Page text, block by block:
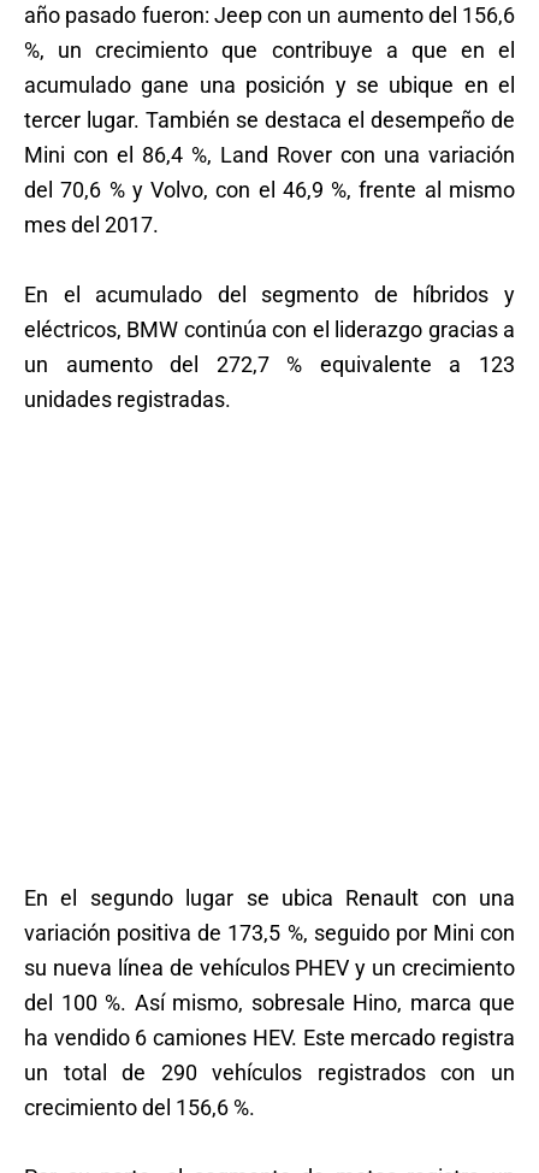
año pasado fueron: Jeep con un aumento del 156,6
%, un crecimiento que contribuye a que en el
acumulado gane una posición y se ubique en el
tercer lugar. También se destaca el desempeño de
Mini con el 86,4 %, Land Rover con una variación
del 70,6 % y Volvo, con el 46,9 %, frente al mismo
mes del 2017.
En el acumulado del segmento de híbridos y
eléctricos, BMW continúa con el liderazgo gracias a
un aumento del 272,7 % equivalente a 123
unidades registradas.
En el segundo lugar se ubica Renault con una
variación positiva de 173,5 %, seguido por Mini con
su nueva línea de vehículos PHEV y un crecimiento
del 100 %. Así mismo, sobresale Hino, marca que
ha vendido 6 camiones HEV. Este mercado registra
un total de 290 vehículos registrados con un
crecimiento del 156,6 %.